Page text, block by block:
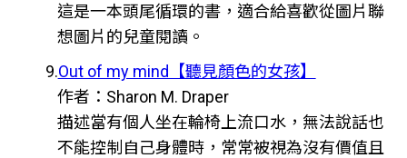
這是一本頭尾循環的書，適合給喜歡從圖片聯
想圖片的兒童閱讀。
9.Out of my mind【聽見顏色的女孩】
作者：Sharon M. Draper
描述當有個人坐在輪椅上流口水，無法說話也
不能控制自己身體時，常常被視為沒有價值且